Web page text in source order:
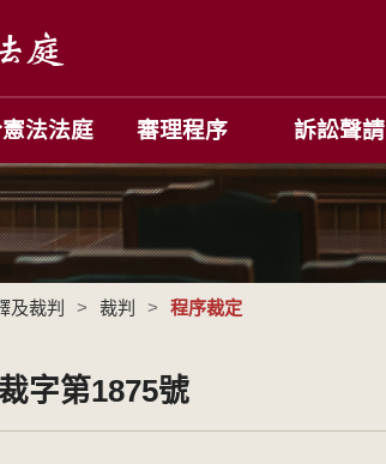
法法庭 審理程序 訴訟聲請
及裁判 > 裁判 > 程序裁定
字第1875號